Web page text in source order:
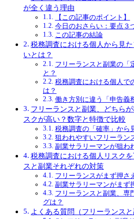
が全く違う理由
【この記事のポイント】
今日のおさらい：要点３
この記事の結論
税務調査における個人から見
いとは？
フリーランスと副業の「
と？
税務調査における個人で
は？
働き方別に違う「申告義
フリーランスと副業、どちら
スクが高い？数字と特徴で比較
税務調査の「確率」から
狙われやすいフリーラン
副業サラリーマンが狙わ
税務調査における個人リスク
スと副業それぞれの対策
フリーランスがまず押さ
副業サラリーマンがまず
フリーランスと副業、専
グは？
よくある質問（フリーランスと